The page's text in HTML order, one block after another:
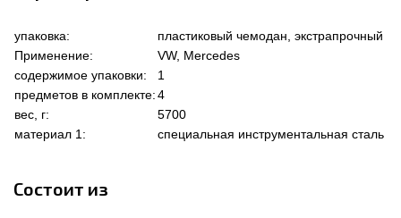
упаковка:
пластиковый чемодан, экстрапрочный
Применение:
VW, Mercedes
содержимое упаковки:
1
предметов в комплекте:4
вес, г:
5700
материал 1:
специальная инструментальная сталь
Состоит из